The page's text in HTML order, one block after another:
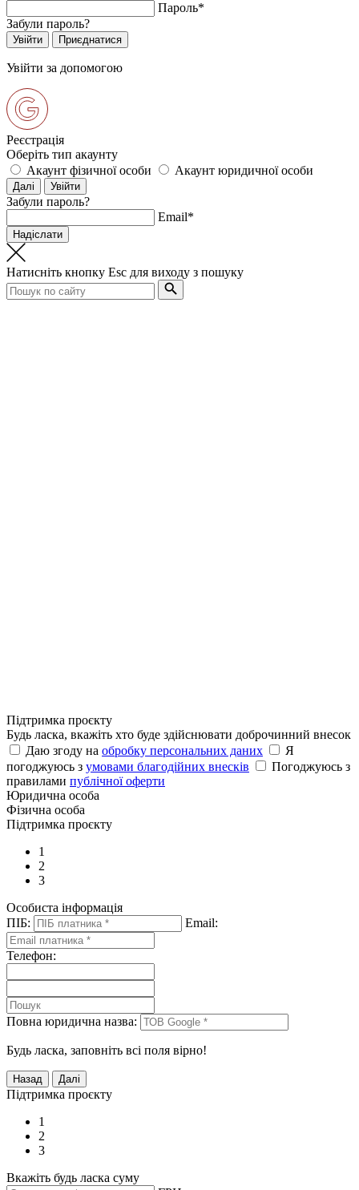
Пароль*
Забули пароль?
Увійти за допомогою
Реєстрація
Оберіть тип акаунту
Акаунт фізичної особи
Акаунт юридичної особи
Забули пароль?
Email*
Натисніть кнопку Esc для виходу з пошуку
Підтримка проєкту
Будь ласка, вкажіть хто буде здійснювати доброчинний внесок
Даю згоду на обробку персональних даних
Я
погоджуюсь з умовами благодійних внесків
Погоджуюсь з
правилами публічної оферти
Юридична особа
Фізична особа
Підтримка проєкту
1
2
3
Особиста інформація
ПІБ:
Email:
Телефон:
Повна юридична назва:
Будь ласка, заповніть всі поля вірно!
Підтримка проєкту
1
2
3
Вкажіть будь ласка суму